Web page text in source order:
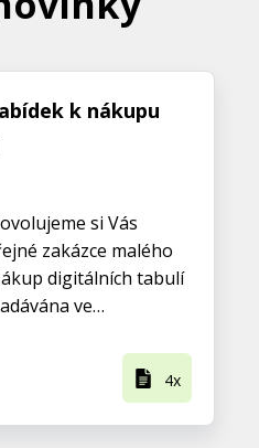
k nákupu
si Vás
zakázce malého
digitálních tabulí
ve…
4x